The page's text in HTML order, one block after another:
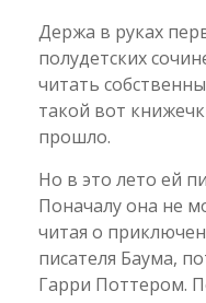
Держа в руках
полудетских
читать
такой вот
прошло.
Но в это лето ей
Поначалу она не
читая о
писателя Баума,
Гарри Поттером.